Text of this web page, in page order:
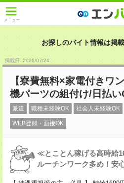
メニュー
お探しのバイト情報は掲
掲載日 :2026/07/24
【寮費無料×家電付きワ
機パーツの組付け/日払
派遣 職種未経験OK 社会人未経験OK
WEB登録・面接OK
≪とことん稼げる高時給
ルーチンワーク多め！安